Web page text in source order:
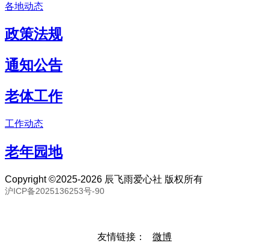
各地动态
政策法规
通知公告
老体工作
工作动态
老年园地
Copyright ©2025-2026 辰飞雨爱心社 版权所有
沪ICP备2025136253号-90
友情链接： 微博